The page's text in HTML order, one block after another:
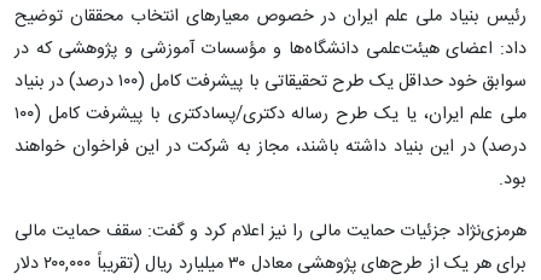
رئیس بنیاد ملی علم ایران در خصوص معیارهای انتخاب محققان توضیح
داد: اعضای هیئت‌علمی دانشگاه‌ها و مؤسسات آموزشی و پژوهشی که در
سوابق خود حداقل یک طرح تحقیقاتی با پیشرفت کامل (۱۰۰ درصد) در بنیاد
ملی علم ایران، یا یک طرح رساله دکتری/پسادکتری با پیشرفت کامل (۱۰۰
درصد) در این بنیاد داشته باشند، مجاز به شرکت در این فراخوان خواهند
بود.
هرمزی‌نژاد جزئیات حمایت مالی را نیز اعلام کرد و گفت: سقف حمایت مالی
برای هر یک از طرح‌های پژوهشی معادل ۳۰ میلیارد ریال (تقریباً ۲۰۰,۰۰۰ دلار